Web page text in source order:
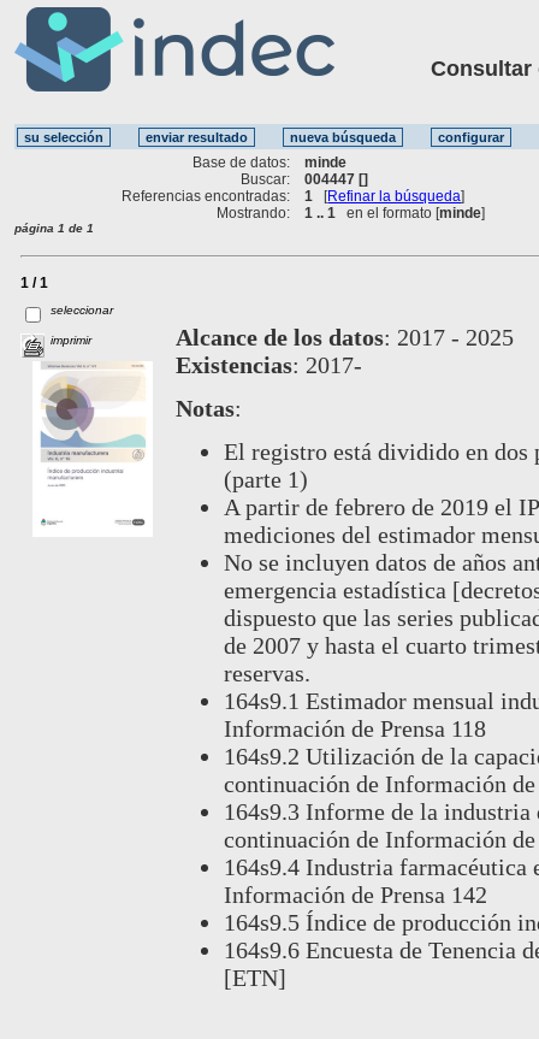
Consultar
Base de datos:
minde
Buscar:
004447 []
Referencias encontradas:
1 [Refinar la búsqueda]
Mostrando:
1 .. 1 en el formato [minde]
página 1 de 1
1 / 1
seleccionar
imprimir Alcance de los datos: 2017 - 2025
Existencias: 2017-
Notas:
El registro está dividido en dos
(parte 1)
A partir de febrero de 2019 el
mediciones del estimador
No se incluyen datos de años
emergencia estadística
dispuesto que las series
de 2007 y hasta el cuarto
reservas.
164s9.1 Estimador mensual
Información de Prensa 118
164s9.2 Utilización de la
continuación de Información de
164s9.3 Informe de la
continuación de Información de
164s9.4 Industria
Información de Prensa 142
164s9.5 Índice de producción
164s9.6 Encuesta de Tenencia
[ETN]